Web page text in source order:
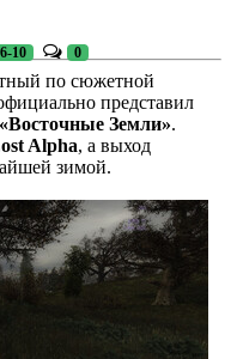
10 0
по сюжетной
представил
«Восточные Земли».
Alpha, а выход
зимой.